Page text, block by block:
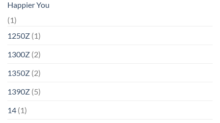
Happier You
(1)
1250Z (1)
1300Z (2)
1350Z (2)
1390Z (5)
14 (1)